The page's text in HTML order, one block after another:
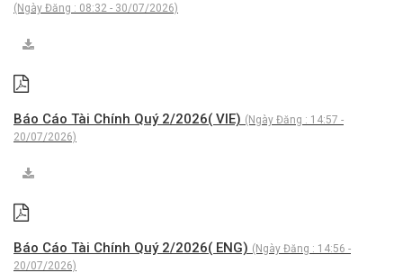
(Ngày Đăng : 08:32 - 30/07/2026)
Báo Cáo Tài Chính Quý 2/2026( VIE) (Ngày Đăng : 14:57 -
20/07/2026)
Báo Cáo Tài Chính Quý 2/2026( ENG) (Ngày Đăng : 14:56 -
20/07/2026)